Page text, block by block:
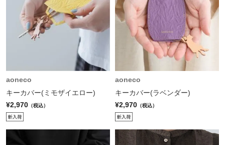
aoneco
キーカバー(ミモザイエロー)
¥2,970 （税込）
aoneco
キーカバー(ラベンダー)
¥2,970 （税込）